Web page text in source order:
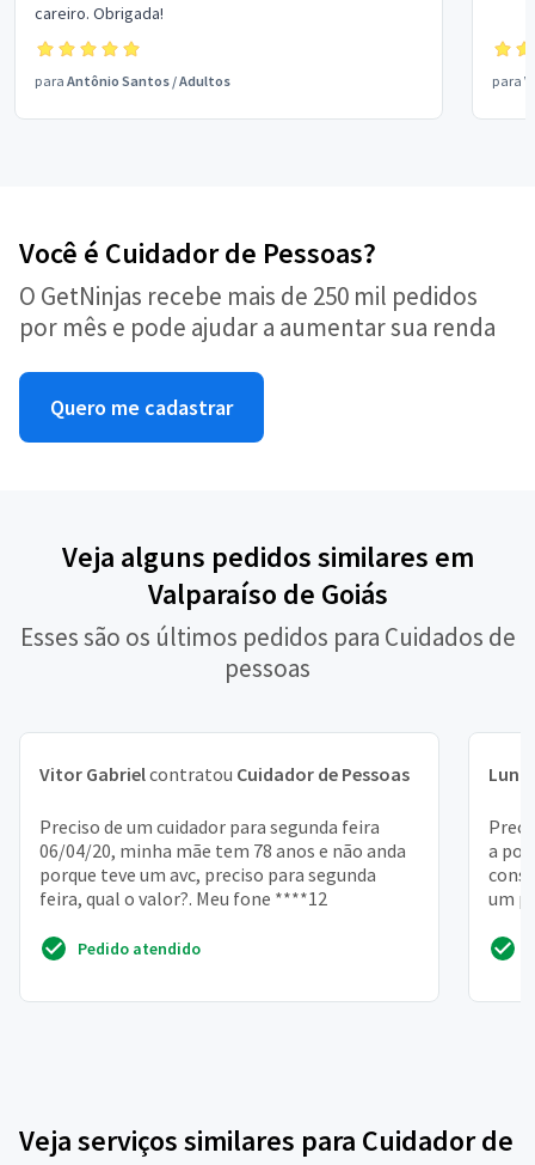
careiro. Obrigada!
para Antônio Santos /Adultos para
Você é Cuidador de Pessoas?
O GetNinjas recebe mais de 250 mil pedidos
por mês e pode ajudar a aumentar sua renda
Quero me cadastrar
Veja alguns pedidos similares em
Valparaíso de Goiás
Esses são os últimos pedidos para Cuidados de
pessoas
Vitor Gabrielcontratou Cuidador de Pessoas
Preciso de um cuidador para segunda feira
06/04/20, minha mãe tem 78 anos e não anda
porque teve um avc, preciso para segunda
feira, qual o valor?. Meu fone ****12
Pedido atendido
Luna
a
um
Veja serviços similares para Cuidador de